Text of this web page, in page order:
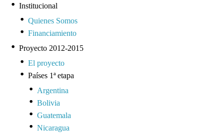
Institucional
Quienes Somos
Financiamiento
Proyecto 2012-2015
El proyecto
Países 1ª etapa
Argentina
Bolivia
Guatemala
Nicaragua